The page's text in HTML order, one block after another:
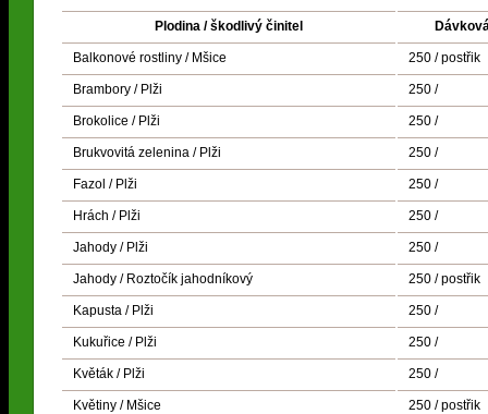
Plodina / škodlivý činitel
Balkonové rostliny / Mšice 250 / postřik
Brambory / Plži 250 /
Brokolice / Plži 250 /
Brukvovitá zelenina / Plži 250 /
Fazol / Plži 250 /
Hrách / Plži 250 /
Jahody / Plži 250 /
Jahody / Roztočík jahodníkový 250 / postřik
Kapusta / Plži 250 /
Kukuřice / Plži 250 /
Květák / Plži 250 /
Květiny / Mšice 250 / postřik